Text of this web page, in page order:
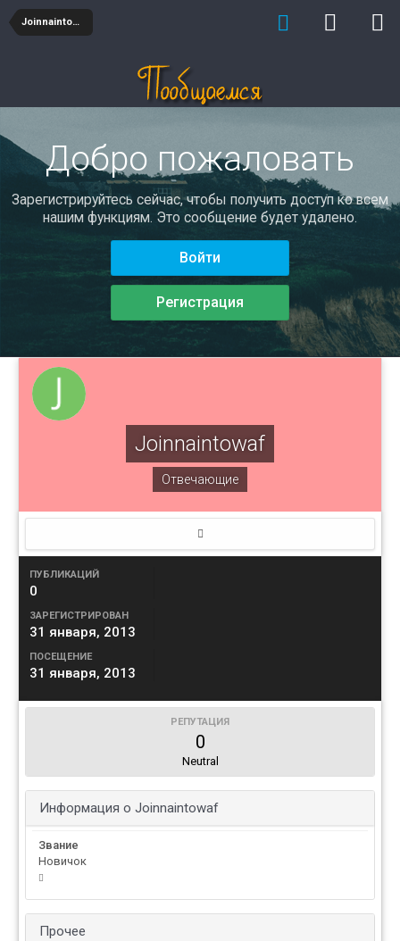
Joinnaintowaf
Добро пожаловать
Зарегистрируйтесь сейчас, чтобы получить доступ ко всем
нашим функциям. Это сообщение будет удалено.
Войти
Регистрация
Joinnaintowaf
Отвечающие
ПУБЛИКАЦИЙ
0
ЗАРЕГИСТРИРОВАН
31 января, 2013
ПОСЕЩЕНИЕ
31 января, 2013
РЕПУТАЦИЯ
0
Neutral
Информация о Joinnaintowaf
Звание
Новичок
Прочее